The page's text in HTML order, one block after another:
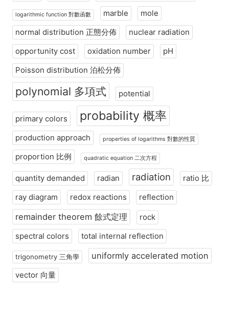
logarithmic function 對數函數 marble
mole
normal distribution 正態分佈
nuclear radiation
opportunity cost
oxidation number
pH
Poisson distribution 泊松分佈
polynomial 多項式 potential
primary colors probability 概率
production approach properties of logarithms 對數的性質
proportion 比例 quadratic equation 二次方程
quantity demanded radian radiation
ratio 比
ray diagram
redox reactions reflection
remainder theorem 餘式定理
rock
spectral colors
total internal reflection
trigonometry 三角學 uniformly accelerated motion
vector 向量